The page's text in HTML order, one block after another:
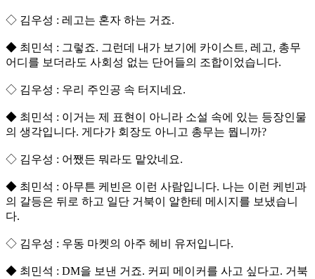
◇ 김우성 : 레고는 혼자 하는 거죠.
◆ 최민석 : 그렇죠. 그런데 내가 보기에 카이스트, 레고, 총무
어디를 보더라도 사회성 없는 단어들의 조합이었습니다.
◇ 김우성 : 우리 주인공 속 터지네요.
◆ 최민석 : 이거는 제 표현이 아니라 소설 속에 있는 등장인물
의 생각입니다. 게다가 회장도 아니고 총무는 뭡니까?
◇ 김우성 : 어쨌든 뭐라도 맡았네요.
◆ 최민석 : 아무튼 케빈은 이런 사람입니다. 나는 이런 케빈과
의 갈등은 뒤로 하고 일단 거북이 알한테 메시지를 보냈습니
다.
◇ 김우성 : 우동 마켓의 아주 헤비 유저입니다.
◆ 최민석 : DM을 보낸 거죠. 커피 메이커를 사고 싶다고. 거북